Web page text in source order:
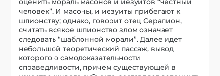
оценить мораль масонов и иезуитов “честный
человек”. И масоны, и иезуиты прибегают к
шпионству; однако, говорит отец Серапион,
считать всякое шпионство злом означает
следовать “шаблонной морали”. Далее идет
небольшой теоретический пассаж, вывод
которого о самодоказательности
справедливости, причем существующей в